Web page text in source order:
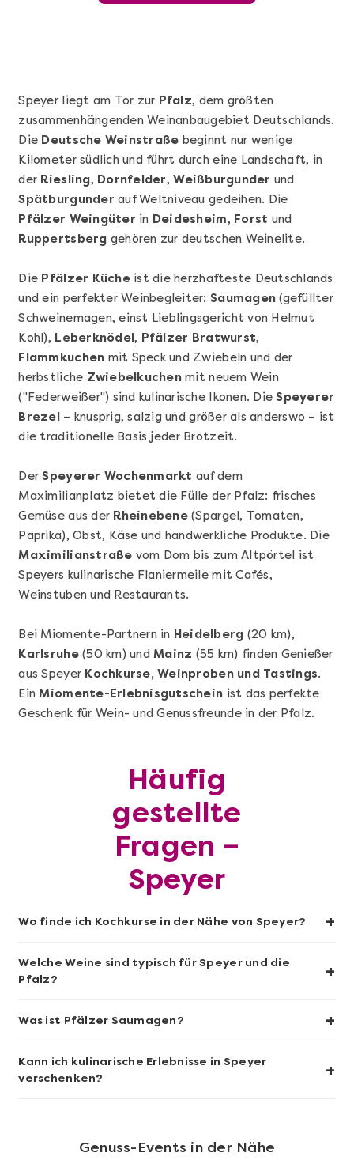
Mehr anzeigen
Sushi Basic Kurs Bonn
Mehr anzeigen
Geschenkbox 100€
Sushi-Kochkurs@Home
Wein- & Käse-Genuss@Home für 2
Speyer liegt am Tor zur Pfalz, dem größten
zusammenhängenden Weinanbaugebiet Deutschlands.
Die Deutsche Weinstraße beginnt nur wenige
Kilometer südlich und führt durch eine Landschaft, in
der Riesling, Dornfelder,Weißburgunder und
Spätburgunder auf Weltniveau gedeihen. Die
Pfälzer Weingüter in Deidesheim, Forst und
Ruppertsberg gehören zur deutschen Weinelite.
Die Pfälzer Kücheist die herzhafteste Deutschlands
und ein perfekter Weinbegleiter:Saumagen (gefüllter
Schweinemagen, einst Lieblingsgericht von Helmut
Kohl), Leberknödel, Pfälzer Bratwurst,
Flammkuchen mit Speck und Zwiebeln und der
herbstliche Zwiebelkuchenmit neuem Wein
("Federweißer") sind kulinarische Ikonen. DieSpeyerer
Brezel – knusprig, salzig und größer als anderswo – ist
die traditionelle Basis jeder Brotzeit.
DerSpeyerer Wochenmarkt auf dem
Maximilianplatz bietet die Fülle der Pfalz: frisches
Gemüse aus der Rheinebene(Spargel, Tomaten,
Paprika), Obst, Käse und handwerkliche Produkte. Die
Maximilianstraße vom Dom bis zum Altpörtel ist
Speyers kulinarische Flaniermeile mit Cafés,
Weinstuben und Restaurants.
Bei Miomente-Partnern in Heidelberg (20 km),
Karlsruhe(50 km) undMainz (55 km) finden Genießer
aus Speyer Kochkurse, Weinproben und Tastings.
EinMiomente-Erlebnisgutschein ist das perfekte
Geschenk für Wein- und Genussfreunde in der Pfalz.
Häufig
gestellte
Fragen –
Speyer
Wo finde ich Kochkurse in der Nähe von Speyer? +
Welche Weine sind typisch für Speyer und die
Pfalz?
+
Was ist Pfälzer Saumagen? +
Kann ich kulinarische Erlebnisse in Speyer
verschenken?
+
Genuss-Events in der Nähe